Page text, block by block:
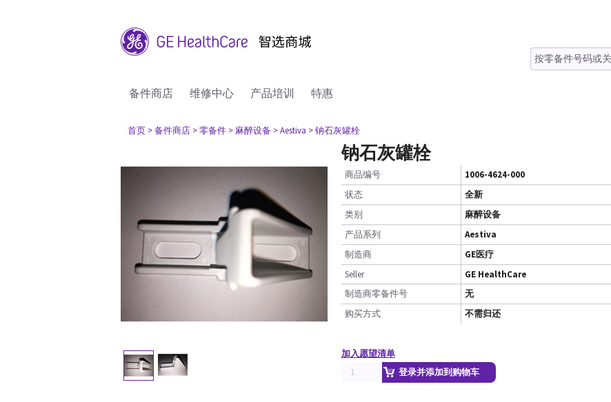
备件商店 维修中心 产品培训 特惠
首页 > 备件商店 > 零备件 > 麻醉设备 > Aestiva > 钠石灰罐栓
钠石灰罐栓
商品编号
1006-4624-000
状态
全新
类别
麻醉设备
产品系列
Aestiva
制造商
GE医疗
Seller
GE HealthCare
制造商零备件号
无
购买方式
不需归还
加入愿望清单
登录并添加到购物车